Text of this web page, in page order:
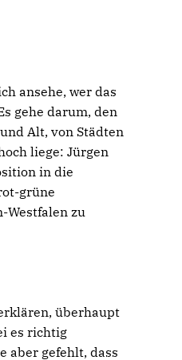
ansehe, wer das
gehe darum, den
Alt, von Städten
liege: Jürgen
in die
grüne
Westfalen zu
überhaupt
es richtig
aber gefehlt, dass